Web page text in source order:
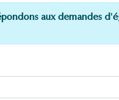
aux demandes